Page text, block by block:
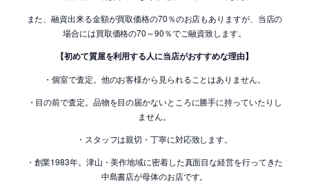
また、融資出来る金額が買取価格の70％のお店もありますが、当店の
場合には買取価格の70～90％でご融資致します。
【初めて質屋を利用する人に当店がおすすめな理由】
・個室で査定。他のお客様から見られることはありません。
・目の前で査定。品物を目の届かないところに勝手に持っていたりし
ません。
・スタッフは親切・丁寧に対応致します。
・創業1983年。津山・美作地域に密着した真面目な経営を行ってきた
中島書店が母体のお店です。